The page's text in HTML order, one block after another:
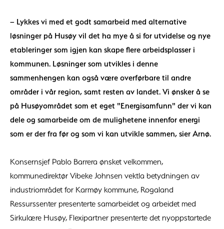
– Lykkes vi med et godt samarbeid med alternative
løsninger på Husøy vil det ha mye å si for utvidelse og nye
etableringer som igjen kan skape flere arbeidsplasser i
kommunen. Løsninger som utvikles i denne
sammenhengen kan også være overførbare til andre
områder i vår region, samt resten av landet. Vi ønsker å se
på Husøyområdet som et eget "Energisamfunn" der vi kan
dele og samarbeide om de mulighetene innenfor energi
som er der fra før og som vi kan utvikle sammen, sier Arnø.
Konsernsjef Pablo Barrera ønsket velkommen,
kommunedirektør Vibeke Johnsen vektla betydningen av
industriområdet for Karmøy kommune, Rogaland
Ressurssenter presenterte samarbeidet og arbeidet med
Sirkulære Husøy, Flexipartner presenterte det nyoppstartede